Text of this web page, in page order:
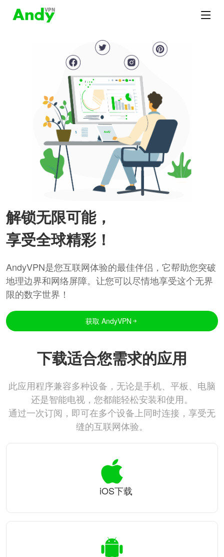
解锁无限可能，
享受全球精彩！
AndyVPN是您互联网体验的最佳伴侣，它帮助您突破
地理边界和网络屏障。让您可以尽情地享受这个无界
限的数字世界！
获取 AndyVPN
下载适合您需求的应用
此应用程序兼容多种设备，无论是手机、平板、电脑
还是智能电视，您都能轻松安装和使用。
通过一次订阅，即可在多个设备上同时连接，享受无
缝的互联网体验。
iOS下载